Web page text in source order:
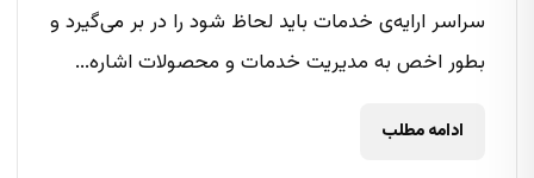
سراسر ارایه‌ی خدمات باید لحاظ شود را در بر می‌گیرد و
بطور اخص به مدیریت خدمات و محصولات اشاره...
ادامه مطلب